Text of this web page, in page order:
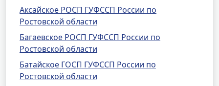
Аксайское РОСП ГУФССП России по
Ростовской области
Багаевское РОСП ГУФССП России по
Ростовской области
Батайское ГОСП ГУФССП России по
Ростовской области